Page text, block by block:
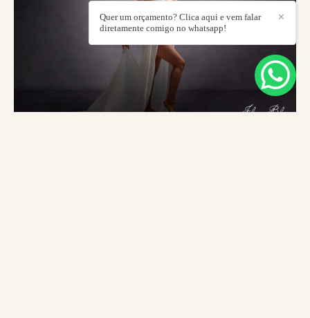
✕
Quer um orçamento? Clica aqui e vem falar
diretamente comigo no whatsapp!